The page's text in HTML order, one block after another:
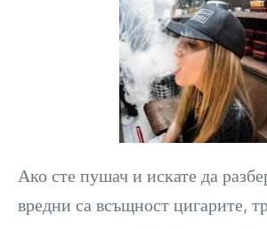
Ако сте пушач и искате да
вредни са всъщност цигарите,